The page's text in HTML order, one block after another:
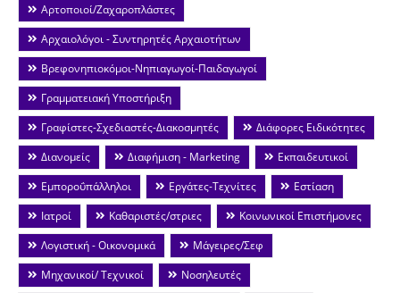
Αρτοποιοί/Ζαχαροπλάστες
Αρχαιολόγοι - Συντηρητές Αρχαιοτήτων
Βρεφονηπιοκόμοι-Νηπιαγωγοί-Παιδαγωγοί
Γραμματειακή Υποστήριξη
Γραφίστες-Σχεδιαστές-Διακοσμητές
Διάφορες Ειδικότητες
Διανομείς
Διαφήμιση - Marketing
Εκπαιδευτικοί
Εμποροΰπάλληλοι
Εργάτες-Τεχνίτες
Εστίαση
Ιατροί
Καθαριστές/στριες
Κοινωνικοί Επιστήμονες
Λογιστική - Οικονομικά
Μάγειρες/Σεφ
Μηχανικοί/ Τεχνικοί
Νοσηλευτές